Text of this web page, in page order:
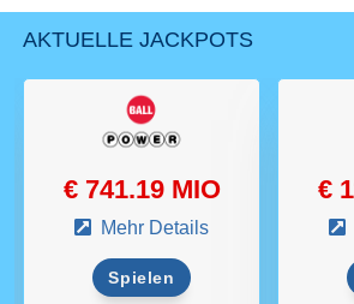
AKTUELLE JACKPOTS
€ 741.19 MIO
Mehr Details
Spielen
€